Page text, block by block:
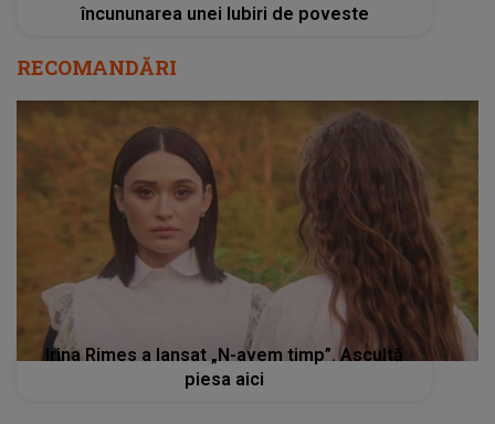
încununarea unei Iubiri de poveste
RECOMANDĂRI
Irina Rimes a lansat „N-avem timp”. Ascultă
piesa aici